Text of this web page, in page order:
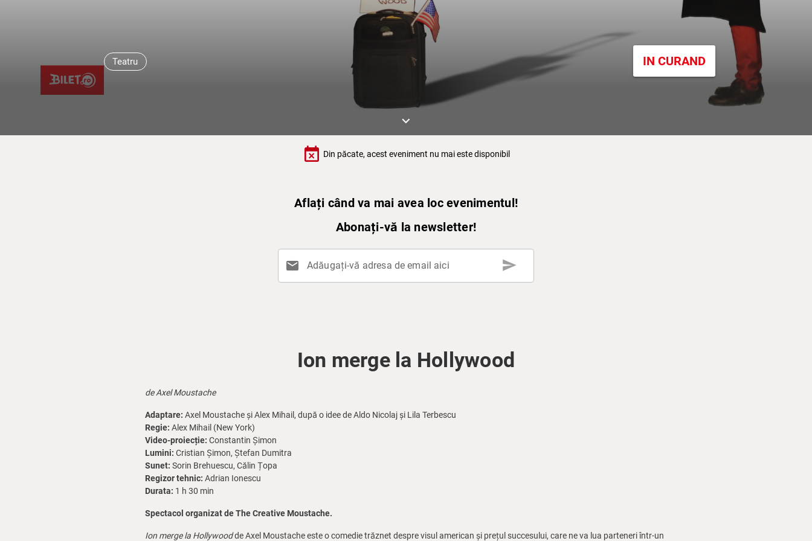
Teatru IN CURAND
keyboard_arrow_down
event_busy Din păcate, acest eveniment nu mai este disponibil
Aflați când va mai avea loc evenimentul!
Abonați-vă la newsletter!
mail Adăugați-vă adresa de email aici send
Ion merge la Hollywood
de Axel Moustache
Adaptare: Axel Moustache și Alex Mihail, după o idee de Aldo Nicolaj și Lila Terbescu
Regie: Alex Mihail (New York)
Video-proiecție: Constantin Șimon
Lumini: Cristian Șimon, Ștefan Dumitra
Sunet: Sorin Brehuescu, Călin Țopa
Regizor tehnic: Adrian Ionescu
Durata: 1 h 30 min
Spectacol organizat de The Creative Moustache.
Ion merge la Hollywoodde Axel Moustache este o comedie trăznet despre visul american și prețul succesului, care ne va lua parteneri într-un